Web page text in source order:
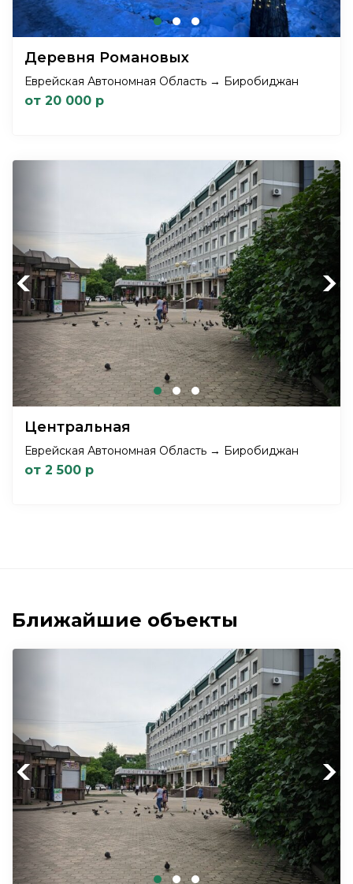
Деревня Романовых
Еврейская Автономная Область → Биробиджан
от 20 000 р
Previous Next
Центральная
Еврейская Автономная Область → Биробиджан
от 2 500 р
Ближайшие объекты
Previous Next